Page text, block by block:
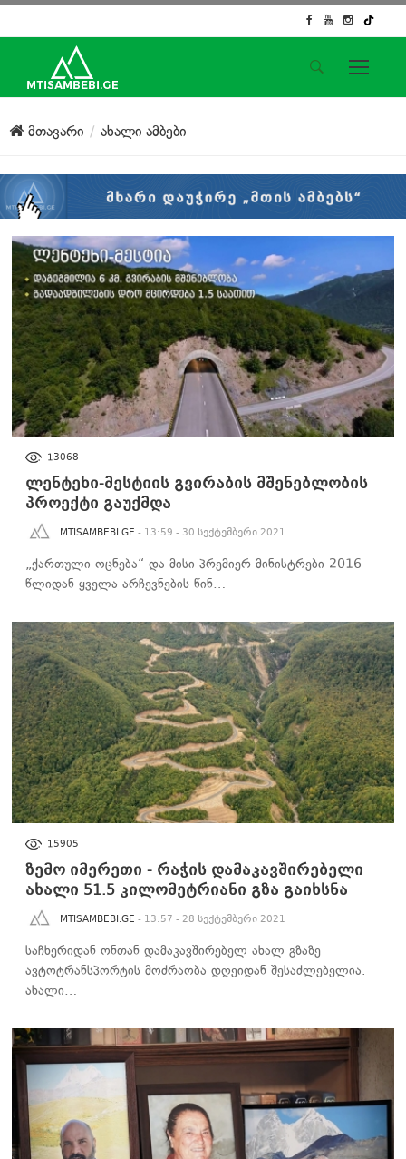
საიტის მენიუ
მთავარი
ქართული საქმე
ჩვენ შესახებ
კონტაქტი
სოციალური ქსელები
მთავარი ახალი ამბები
13068
ლენტეხი-მესტიის გვირაბის მშენებლობის
პროექტი გაუქმდა
MTISAMBEBI.GE - 13:59 - 30 სექტემბერი 2021
„ქართული ოცნება“ და მისი პრემიერ-მინისტრები 2016
წლიდან ყველა არჩევნების წინ…
15905
ზემო იმერეთი - რაჭის დამაკავშირებელი
ახალი 51.5 კილომეტრიანი გზა გაიხსნა
MTISAMBEBI.GE - 13:57 - 28 სექტემბერი 2021
საჩხერიდან ონთან დამაკავშირებელ ახალ გზაზე
ავტოტრანსპორტის მოძრაობა დღეიდან შესაძლებელია.
ახალი…